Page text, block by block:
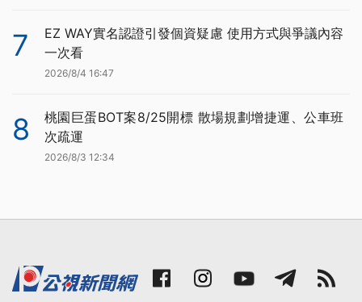
7
EZ WAY實名認證引發個資疑慮 使用方式與爭議內容
一次看
2026/8/4 16:47
8
桃園巨蛋BOT案8/25開標 散場規劃增捷運、公車班
次疏運
2026/8/3 12:34